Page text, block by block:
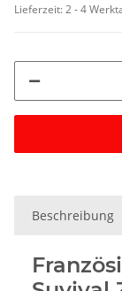
Lieferzeit:2 - 4
Beschreibung